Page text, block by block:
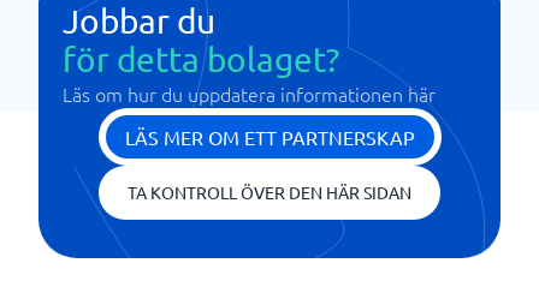
Jobbar du
för detta bolaget?
Läs om hur du uppdatera informationen här
LÄS MER OM ETT PARTNERSKAP
TA KONTROLL ÖVER DEN HÄR SIDAN